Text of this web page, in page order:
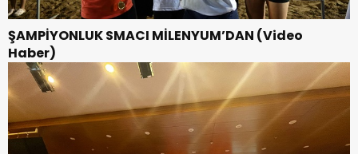
ŞAMPİYONLUK SMACI MİLENYUM’DAN (Video
Haber)